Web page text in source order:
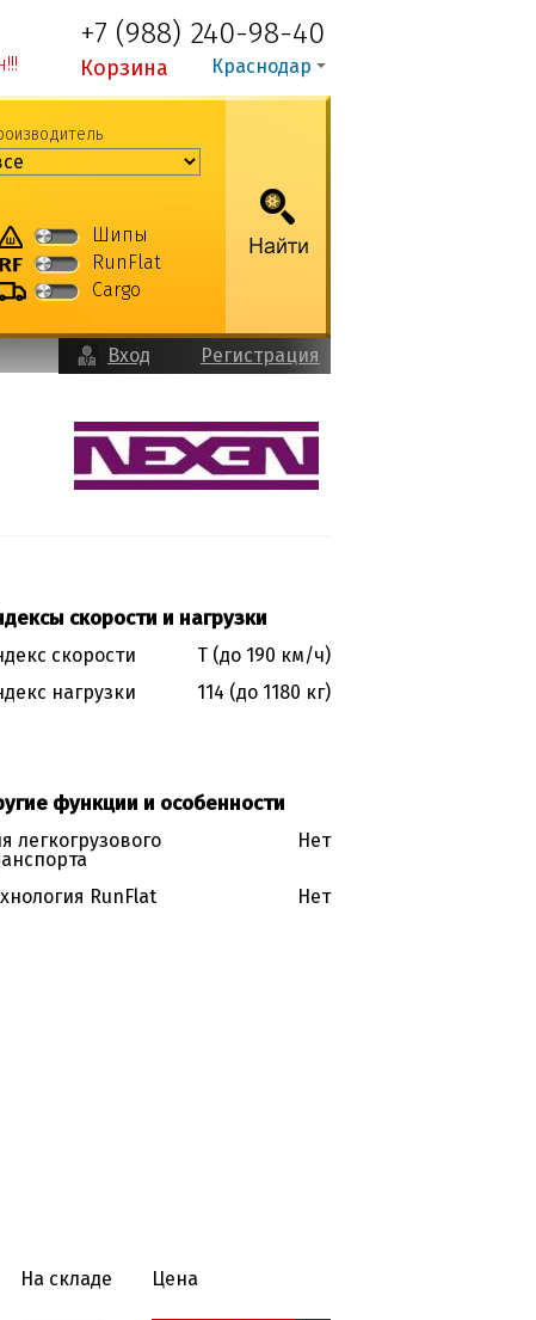
+7 (988) 240-98-40
Корзина Краснодар
Шипы
RunFlat
Cargo
Вход Регистрация
скорости и нагрузки
скорости
T (до 190 км/ч)
нагрузки
114 (до 1180 кг)
функции и особенности
легкогрузового
Нет
RunFlat Нет
На складе
Цена